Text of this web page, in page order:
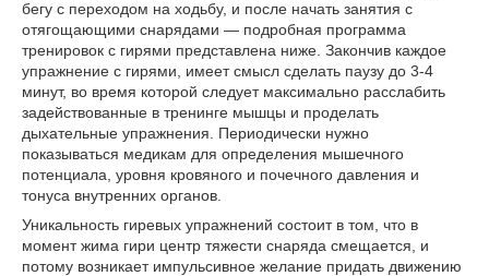
бегу с переходом на ходьбу, и после начать занятия с
отягощающими снарядами — подробная программа
тренировок с гирями представлена ниже. Закончив каждое
упражнение с гирями, имеет смысл сделать паузу до 3-4
минут, во время которой следует максимально расслабить
задействованные в тренинге мышцы и проделать
дыхательные упражнения. Периодически нужно
показываться медикам для определения мышечного
потенциала, уровня кровяного и почечного давления и
тонуса внутренних органов.
Уникальность гиревых упражнений состоит в том, что в
момент жима гири центр тяжести снаряда смещается, и
потому возникает импульсивное желание придать движению